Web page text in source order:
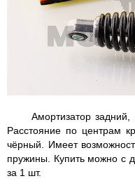
Амортизатор задний,
Расстояние по центрам
чёрный. Имеет
пружины. Купить можно с
за 1 шт.